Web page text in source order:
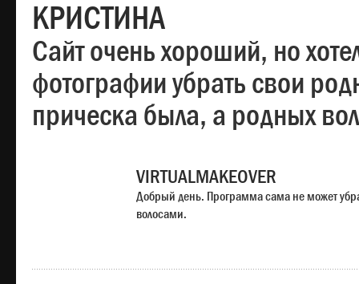
КРИСТИНА
Сайт очень хороший, но
фотографии убрать свои
прическа была, а родных
VIRTUALMAKEOVER
Добрый день. Программа сама не может
волосами.